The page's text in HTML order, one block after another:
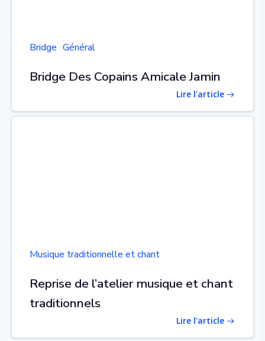
Bridge Général
Bridge Des Copains Amicale Jamin
Lire l'article
Musique traditionnelle et chant
Reprise de l’atelier musique et chant
traditionnels
Lire l'article